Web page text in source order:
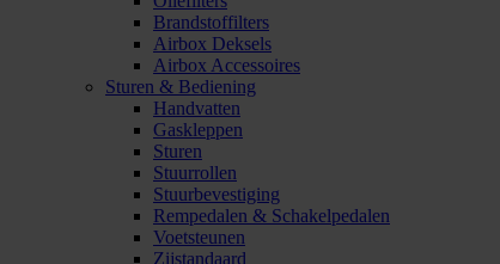
Brandstoffilters
Airbox Deksels
Airbox Accessoires
Sturen & Bediening
Handvatten
Gaskleppen
Sturen
Stuurrollen
Stuurbevestiging
Rempedalen & Schakelpedalen
Voetsteunen
Zijstandaard